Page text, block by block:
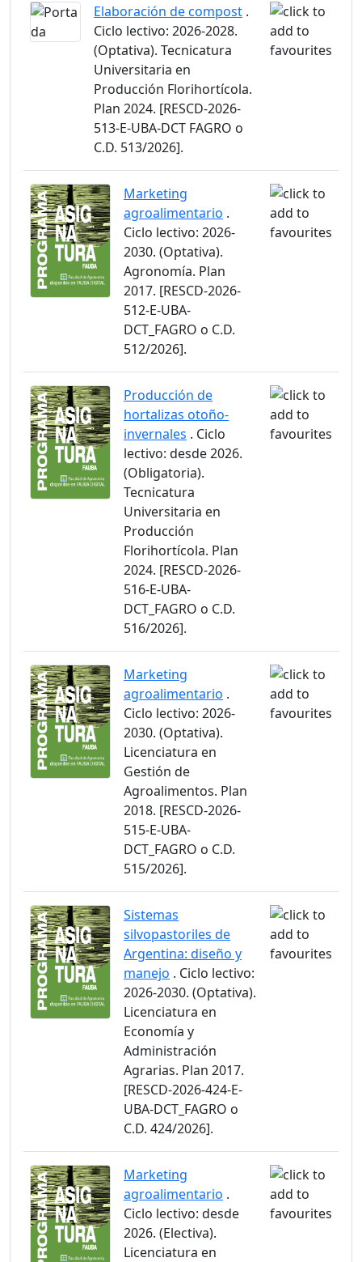
Elaboración de compost .
Ciclo lectivo: 2026-2028.
(Optativa). Tecnicatura
Universitaria en
Producción Florihortícola.
Plan 2024. [RESCD-2026-
513-E-UBA-DCT FAGRO o
C.D. 513/2026].
Marketing
agroalimentario .
Ciclo lectivo: 2026-
2030. (Optativa).
Agronomía. Plan
2017. [RESCD-2026-
512-E-UBA-
DCT_FAGRO o C.D.
512/2026].
Producción de
hortalizas otoño-
invernales . Ciclo
lectivo: desde 2026.
(Obligatoria).
Tecnicatura
Universitaria en
Producción
Florihortícola. Plan
2024. [RESCD-2026-
516-E-UBA-
DCT_FAGRO o C.D.
516/2026].
Marketing
agroalimentario .
Ciclo lectivo: 2026-
2030. (Optativa).
Licenciatura en
Gestión de
Agroalimentos. Plan
2018. [RESCD-2026-
515-E-UBA-
DCT_FAGRO o C.D.
515/2026].
Sistemas
silvopastoriles de
Argentina: diseño y
manejo . Ciclo lectivo:
2026-2030. (Optativa).
Licenciatura en
Economía y
Administración
Agrarias. Plan 2017.
[RESCD-2026-424-E-
UBA-DCT_FAGRO o
C.D. 424/2026].
Marketing
agroalimentario .
Ciclo lectivo: desde
2026. (Electiva).
Licenciatura en